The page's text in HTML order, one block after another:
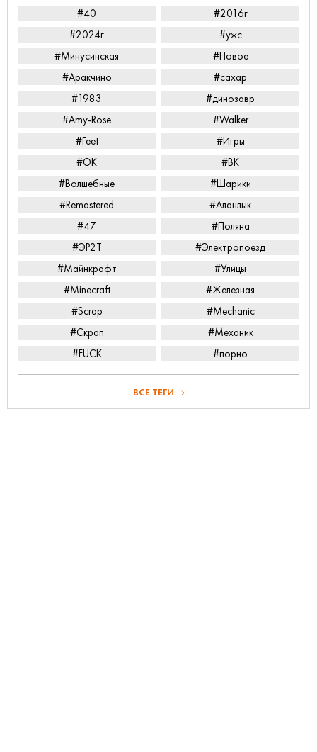
#40
#2016г
#2024г
#ужс
#Минусинская
#Новое
#Аракчино
#сахар
#1983
#динозавр
#Amy-Rose
#Walker
#Feet
#Игры
#ОК
#ВК
#Волшебные
#Шарики
#Remastered
#Аланлык
#47
#Поляна
#ЭР2Т
#Электропоезд
#Майнкрафт
#Улицы
#Minecraft
#Железная
#Scrap
#Mechanic
#Скрап
#Механик
#FUCK
#порно
ВСЕ ТЕГИ